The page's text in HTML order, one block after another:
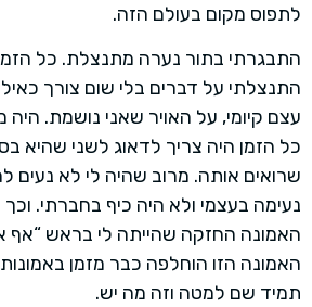
לתפוס מקום בעולם הזה.
התבגרתי בתור נערה מתנצלת. כל
התנצלתי על דברים בלי שום צורך
עצם קיומי, על האויר שאני נושמת.
כל הזמן היה צריך לדאוג לשני שהיא
שרואים אותה. מרוב שהיה לי לא נעים
נעימה בעצמי ולא היה כיף בחברתי.
האמונה החזקה שהייתה לי בראש “אף
האמונה הזו הוחלפה כבר מזמן
תמיד שם למטה וזה מה יש.